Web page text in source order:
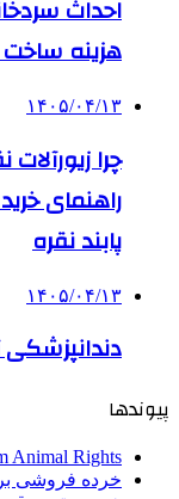
احداث
هزینه ساخت
۱۴۰۵/۰۴/۱۳
چرا
راهنمای
پابند نقره
۱۴۰۵/۰۴/۱۳
پیوندها
Animal Rights
خرده فروشی